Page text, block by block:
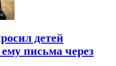
детей
письма через